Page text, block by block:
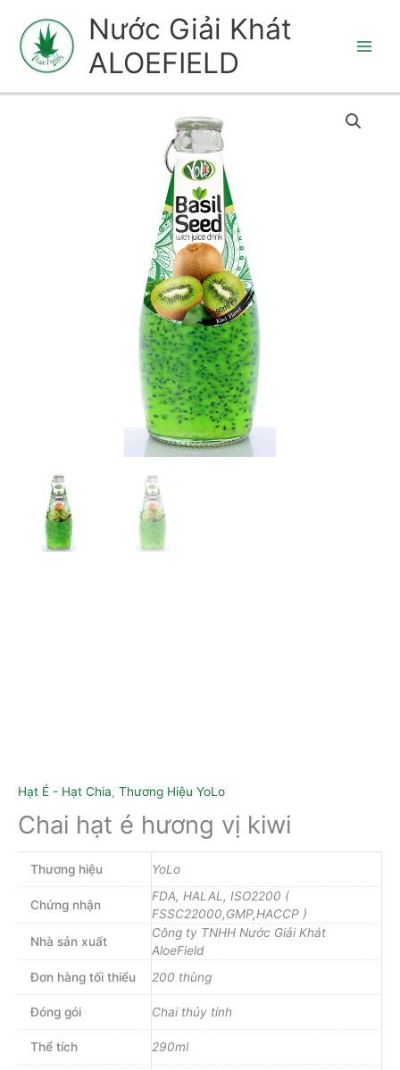
Nước Giải Khát
ALOEFIELD
Hạt É - Hạt Chia, Thương Hiệu YoLo
Chai hạt é hương vị kiwi
Thương hiệu YoLo
Chứng nhận
FDA, HALAL, ISO2200 (
FSSC22000,GMP,HACCP )
Nhà sản xuất
Công ty TNHH Nước Giải Khát
AloeField
Đơn hàng tối thiểu
200 thùng
Đóng gói Chai thủy tinh
Thể tích 290ml